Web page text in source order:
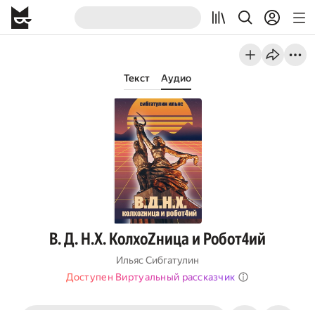
Текст Аудио
В. Д. Н.Х. КолхоZница и Робот4ий
Ильяс Сибгатулин
Доступен Виртуальный рассказчик